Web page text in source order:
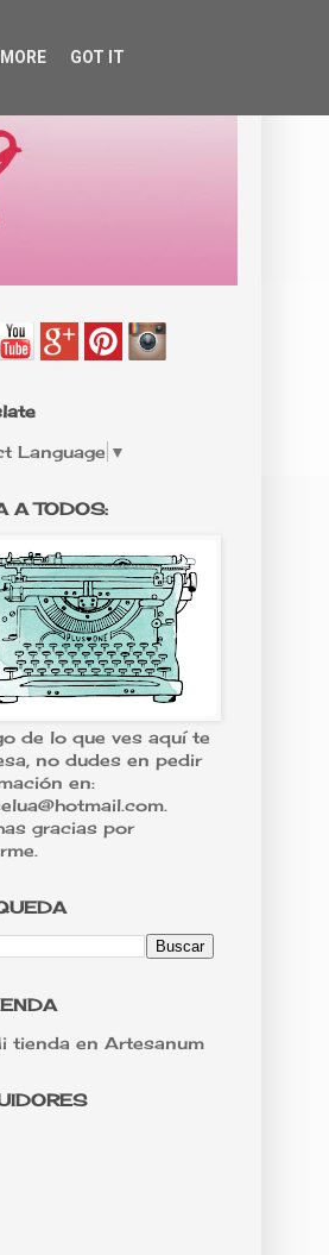
Language ▼
A TODOS:
de lo que ves aquí te
no dudes en pedir
en:
gracias por
GOT IT